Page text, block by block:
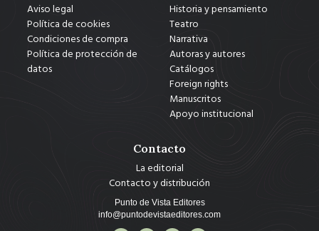
Aviso legal
Política de cookies
Condiciones de compra
Política de protección de
datos
Historia y pensamiento
Teatro
Narrativa
Autoras y autores
Catálogos
Foreign rights
Manuscritos
Apoyo institucional
Contacto
La editorial
Contacto y distribución
Punto de Vista Editores
info@puntodevistaeditores.com